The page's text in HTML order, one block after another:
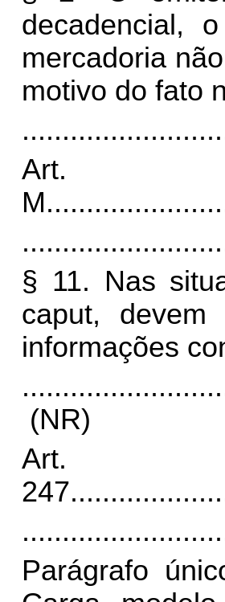
decadencial,
mercadoria
motivo do fato
M
§ 11. Nas
caput,
informações
(NR)
Art.
247
Parágrafo